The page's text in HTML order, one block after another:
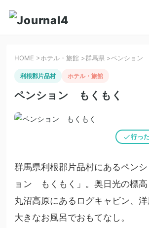
HOME >ホテル・旅館 >群馬県 >ペンション
利根郡片品村 ホテル・旅館
ペンション もくもく
行った
群馬県利根郡片品村にあるペン
ョン もくもく」。奥日光の標
丸沼高原にあるログキャビン、
大きなお風呂でおもてなし。